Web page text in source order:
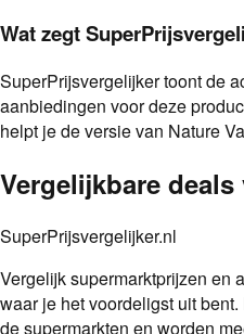
Wat zegt
SuperPrijsvergelijker toont de
aanbiedingen voor deze
helpt je de versie van Nature
Vergelijkbare deals
SuperPrijsvergelijker.nl
Vergelijk supermarktprijzen en
waar je het voordeligst uit
de supermarkten en worden